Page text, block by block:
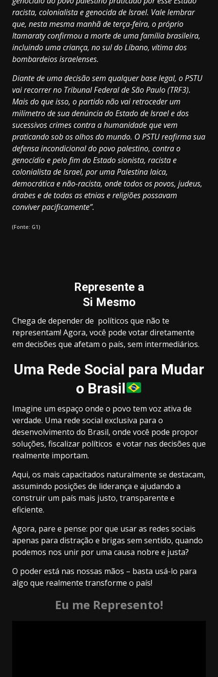
racista, colonialista e genocida de Israel. Vale lembrar
que, nesta mesma manhã de terça-feira, o próprio
Itamaraty confirmou a morte de uma família brasileira,
incluindo uma criança, no sul do Líbano, vítima dos
bombardeios israelenses.
Diante de uma decisão sem qualquer base legal, o PSTU
vai recorrer no Tribunal Federal de São Paulo (TRF3).
Mais do que isso, o partido não vai retroceder um
milímetro de sua denúncia do Estado de Israel e dos
sucessivos crimes contra a humanidade que vem
praticando sob os olhos do mundo. O PSTU reafirma sua
defensa incondicional do povo palestino, contra o
genocídio e pelo fim do Estado sionista, racista e
colonialista de Israel, por uma Palestina laica,
democrática e não-racista, onde todos os povos, judeus,
árabes e de todas as etnias e religiões possavam
conviver pacificamente”.
(Fonte: G1)
Represente a
Si Mesmo
Chega de depender de políticos que não te
representam! Agora, você pode votar diretamente
em decisões que afetam o país, sem intermediários.
Uma Rede Social para Mudar
o Brasil
Imagine um espaço onde o povo tem voz ativa de
verdade. Uma rede social exclusiva para o
desenvolvimento do Brasil, onde você pode propor
soluções, fiscalizar políticos e votar nas decisões que
realmente importam.
Aqui, os mais capacitados naturalmente se destacam,
assumindo posições de liderança e ajudando a
construir um país mais justo, transparente e
eficiente.
Agora, pare e pense: por que usar as redes sociais
apenas para distração e brigas sem sentido, quando
podemos nos unir por uma causa nobre e justa?
O poder está nas nossas mãos – basta usá-lo para
algo que realmente transforme o país!
Eu me Represento!